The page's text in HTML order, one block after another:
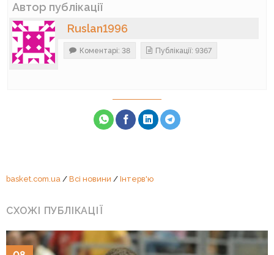
Автор публікації
Ruslan1996
Коментарі: 38 Публікації: 9367
basket.com.ua/ Всі новини / Інтерв'ю
СХОЖІ ПУБЛІКАЦІЇ